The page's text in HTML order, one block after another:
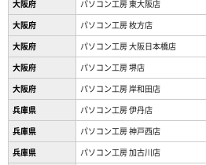
大阪府
パソコン工房 東大阪店
大阪府
パソコン工房 枚方店
大阪府
パソコン工房 大阪日本橋店
大阪府
パソコン工房 堺店
大阪府
パソコン工房 岸和田店
兵庫県
パソコン工房 伊丹店
兵庫県
パソコン工房 神戸西店
兵庫県
パソコン工房 加古川店